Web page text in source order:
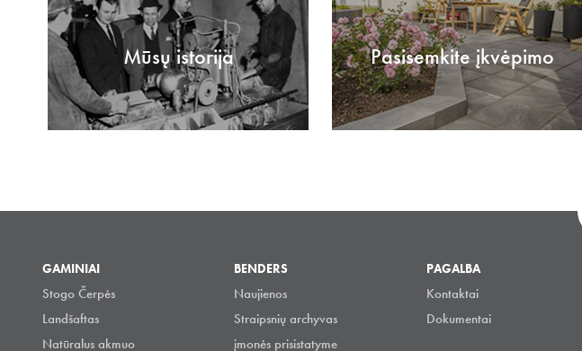
Mūsų istorija Pasisemkite įkvėpimo
GAMINIAI
Stogo Čerpės
Landšaftas
Natūralus akmuo
BENDERS
Naujienos
Straipsnių archyvas
įmonės prisistatyme
PAGALBA
Kontaktai
Dokumentai